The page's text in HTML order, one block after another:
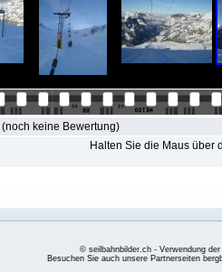
(noch keine Bewertung)
Halten Sie die Maus über
© seilbahnbilder.ch - Verwendung
Besuchen Sie auch unsere Partnerseiten